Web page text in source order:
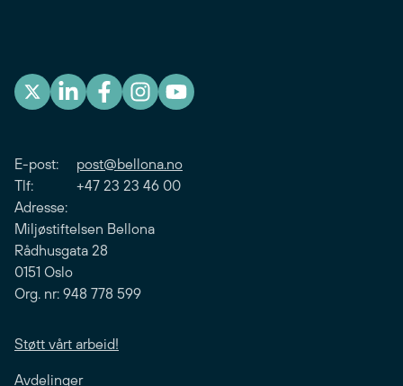
E-post: post@bellona.no
Tlf: +47 23 23 46 00
Adresse:
Miljøstiftelsen Bellona
Rådhusgata 28
0151 Oslo
Org. nr: 948 778 599
Støtt vårt arbeid!
Avdelinger